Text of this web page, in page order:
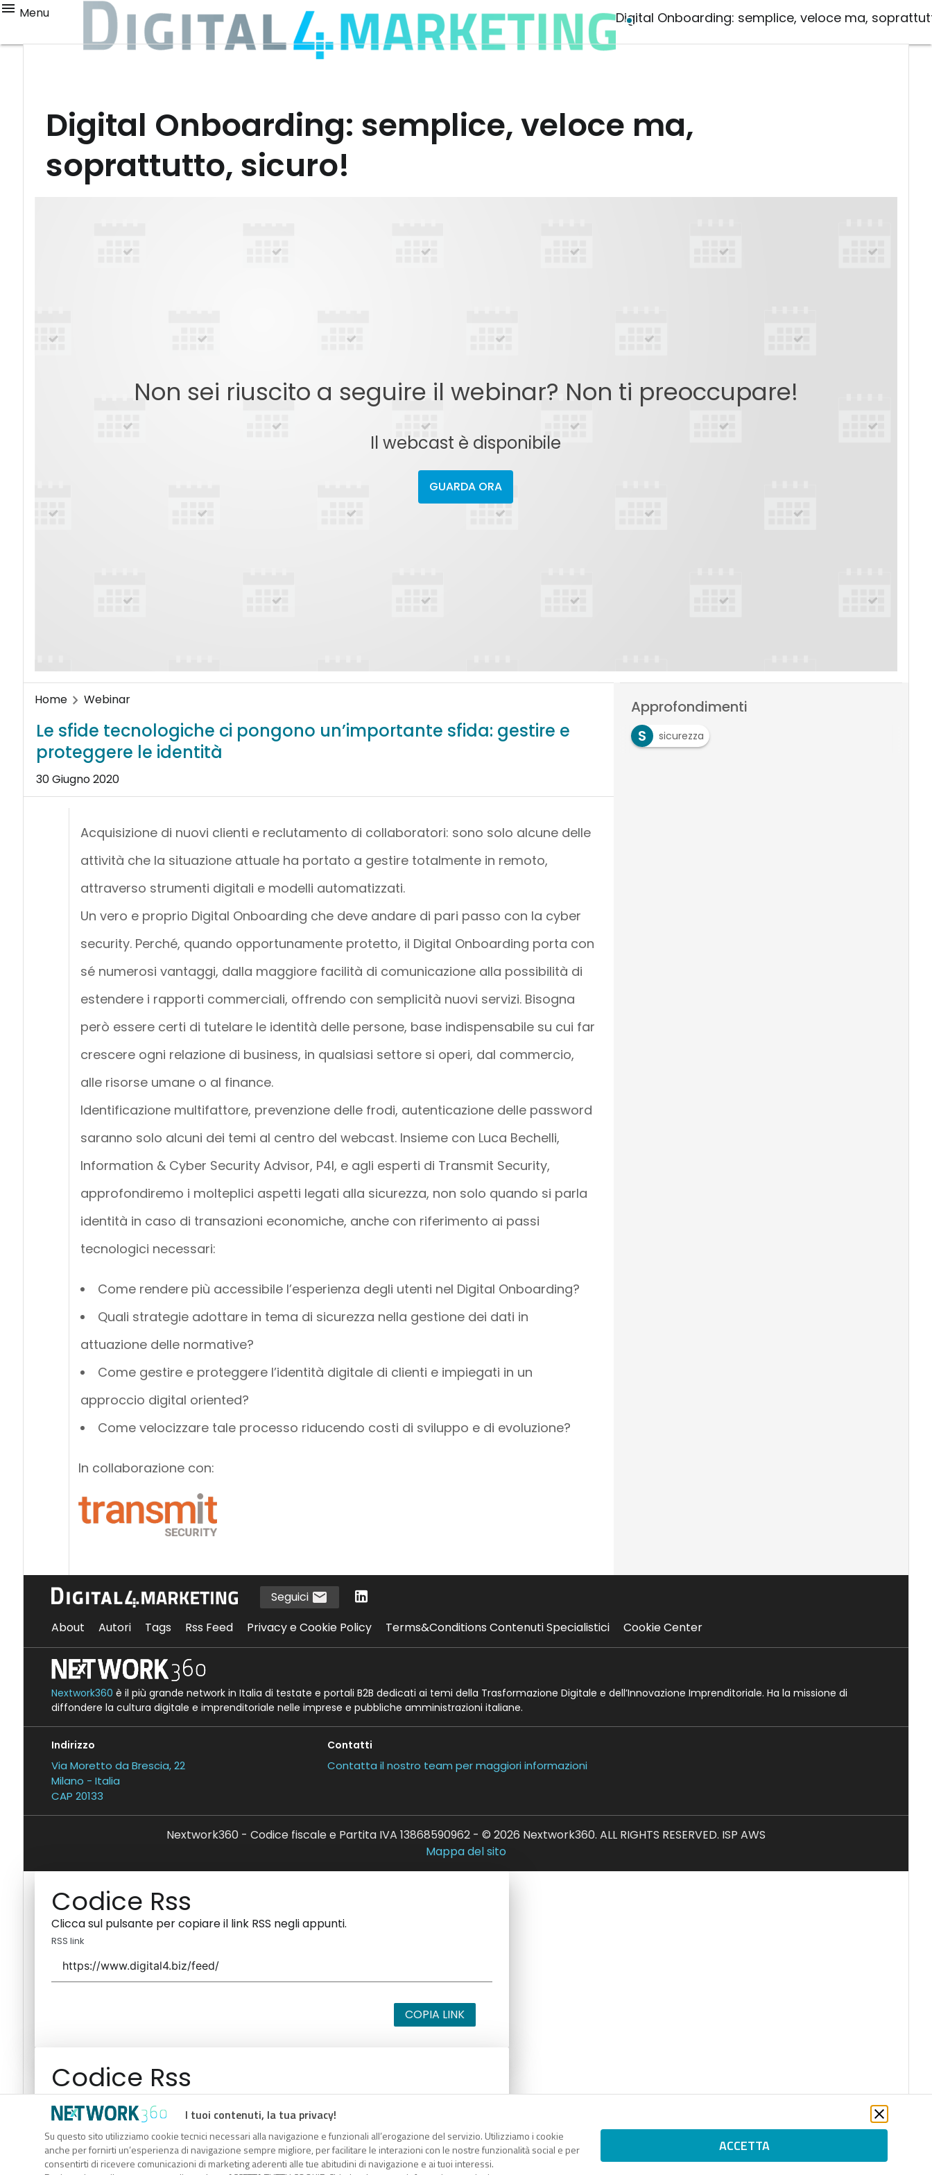
Menu Digital Onboarding: semplice, veloce ma,
Digital Onboarding: semplice, veloce ma,
soprattutto, sicuro!
Non sei riuscito a seguire il webinar? Non ti preoccupare!
Il webcast è disponibile
GUARDA ORA
Home Webinar
Le sfide tecnologiche ci pongono un’importante sfida: gestire e
proteggere le identità
30 Giugno 2020
Acquisizione di nuovi clienti e reclutamento di collaboratori: sono solo alcune delle
attività che la situazione attuale ha portato a gestire totalmente in remoto,
attraverso strumenti digitali e modelli automatizzati.
Un vero e proprio Digital Onboarding che deve andare di pari passo con la cyber
security. Perché, quando opportunamente protetto, il Digital Onboarding porta con
sé numerosi vantaggi, dalla maggiore facilità di comunicazione alla possibilità di
estendere i rapporti commerciali, offrendo con semplicità nuovi servizi. Bisogna
però essere certi di tutelare le identità delle persone, base indispensabile su cui far
crescere ogni relazione di business, in qualsiasi settore si operi, dal commercio,
alle risorse umane o al finance.
Identificazione multifattore, prevenzione delle frodi, autenticazione delle password
saranno solo alcuni dei temi al centro del webcast. Insieme con Luca Bechelli,
Information & Cyber Security Advisor, P4I, e agli esperti di Transmit Security,
approfondiremo i molteplici aspetti legati alla sicurezza, non solo quando si parla
identità in caso di transazioni economiche, anche con riferimento ai passi
tecnologici necessari:
Come rendere più accessibile l’esperienza degli utenti nel Digital Onboarding?
Quali strategie adottare in tema di sicurezza nella gestione dei dati in
attuazione delle normative?
Come gestire e proteggere l’identità digitale di clienti e impiegati in un
approccio digital oriented?
Come velocizzare tale processo riducendo costi di sviluppo e di evoluzione?
In collaborazione con:
Approfondimenti
S
sicurezza
I tuoi contenuti, la tua privacy!
Su questo sito utilizziamo cookie tecnici necessari alla navigazione e funzionali all’erogazione del servizio. Utilizziamo i cookie
anche per fornirti un’esperienza di navigazione sempre migliore, per facilitare le interazioni con le nostre funzionalità social e per
consentirti di ricevere comunicazioni di marketing aderenti alle tue abitudini di navigazione e ai tuoi interessi.
ACCETTA
Seguici
About
Autori Tags Rss Feed Privacy e Cookie Policy Terms&Conditions Contenuti Specialistici Cookie Center
Nextwork360 è il più grande network in Italia di testate e portali B2B dedicati ai temi della Trasformazione Digitale e dell’Innovazione Imprenditoriale. Ha la missione di
diffondere la cultura digitale e imprenditoriale nelle imprese e pubbliche amministrazioni italiane.
Indirizzo
Via Moretto da Brescia, 22
Milano - Italia
CAP 20133
Contatti
Contatta il nostro team per maggiori informazioni
Nextwork360 - Codice fiscale e Partita IVA 13868590962 - © 2026 Nextwork360. ALL RIGHTS RESERVED. ISP AWS
Mappa del sito
Codice Rss
Clicca sul pulsante per copiare il link RSS negli appunti.
RSS link
COPIA LINK
Codice Rss
Clicca sul pulsante per copiare il link RSS negli appunti.
RSS link